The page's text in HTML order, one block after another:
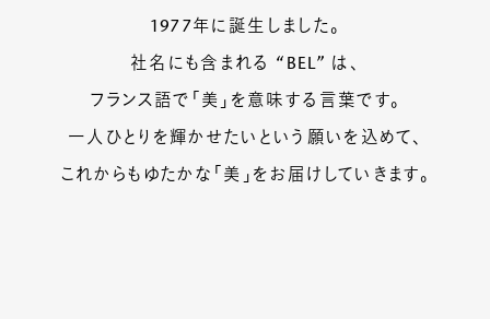
1977年に誕生しました。
社名にも含まれる “BEL” は、
フランス語で「美」を意味する言葉です。
一人ひとりを輝かせたいという願いを込めて、
これからもゆたかな「美」をお届けしていきます。